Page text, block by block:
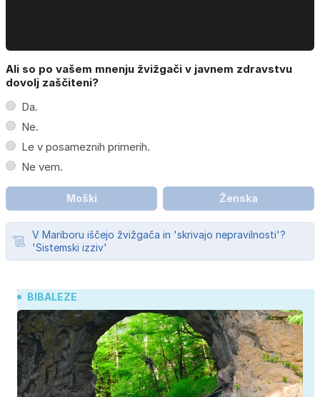
Ali so po vašem mnenju žvižgači v javnem zdravstvu
dovolj zaščiteni?
Da.
Ne.
Le v posameznih primerih.
Ne vem.
Moški Ženska
V Mariboru iščejo žvižgača in 'skrivajo nepravilnosti'?
'Sistemski izziv'
BIBALEZE